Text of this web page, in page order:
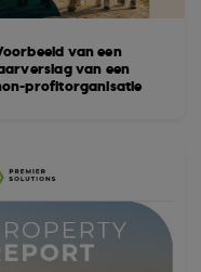
van een
van een
profitorganisatie